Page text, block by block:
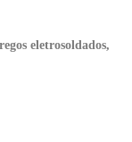
eletrosoldados,